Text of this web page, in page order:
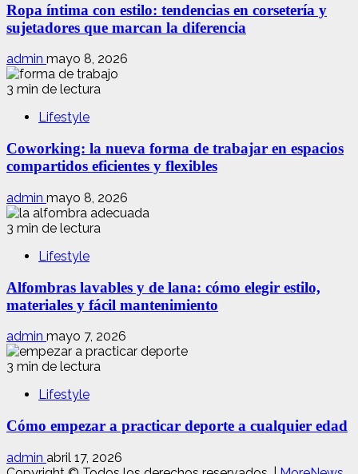
Ropa íntima con estilo: tendencias en corsetería y
sujetadores que marcan la diferencia
admin mayo 8, 2026
3 min de lectura
Lifestyle
Coworking: la nueva forma de trabajar en espacios
compartidos eficientes y flexibles
admin mayo 8, 2026
3 min de lectura
Lifestyle
Alfombras lavables y de lana: cómo elegir estilo,
materiales y fácil mantenimiento
admin mayo 7, 2026
3 min de lectura
Lifestyle
Cómo empezar a practicar deporte a cualquier edad
admin abril 17, 2026